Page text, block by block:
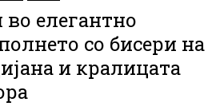
елегантно
со бисери на
и кралицата